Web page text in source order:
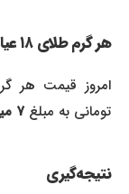
هر گرم طلای ۱۸ عیار امروز چند معامله شد؟
تومانی به مبلغ۷ میلیون و ۱۷۵ هزار و ۳۰۰ تومان
نتیجه‌گیری